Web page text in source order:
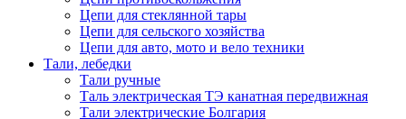
Цепи для стеклянной тары
Цепи для сельского хозяйства
Цепи для авто, мото и вело техники
Тали, лебедки
Тали ручные
Таль электрическая ТЭ канатная передвижная
Тали электрические Болгария